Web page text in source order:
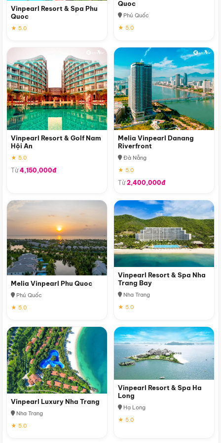
Vinpearl Resort & Spa Phu
Quoc
★ 5.0
Quoc
Phú Quốc
★ 5.0
Vinpearl Resort & Golf Nam
Hội An
★ 5.0
Từ4,150,000đ
Melia Vinpearl Danang
Riverfront
Đà Nẵng
★ 5.0
Từ2,400,000đ
Melia Vinpearl Phu Quoc
Phú Quốc
★ 5.0
Vinpearl Resort & Spa Nha
Trang Bay
Nha Trang
★ 5.0
Vinpearl Luxury Nha Trang
Nha Trang
★ 5.0
Vinpearl Resort & Spa Ha
Long
Hạ Long
★ 5.0